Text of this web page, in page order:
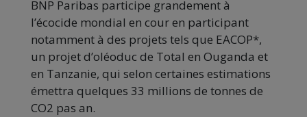
BNP Paribas participe grandement à
l’écocide mondial en cour en participant
notamment à des projets tels que EACOP*,
un projet d’oléoduc de Total en Ouganda et
en Tanzanie, qui selon certaines estimations
émettra quelques 33 millions de tonnes de
CO2 pas an.